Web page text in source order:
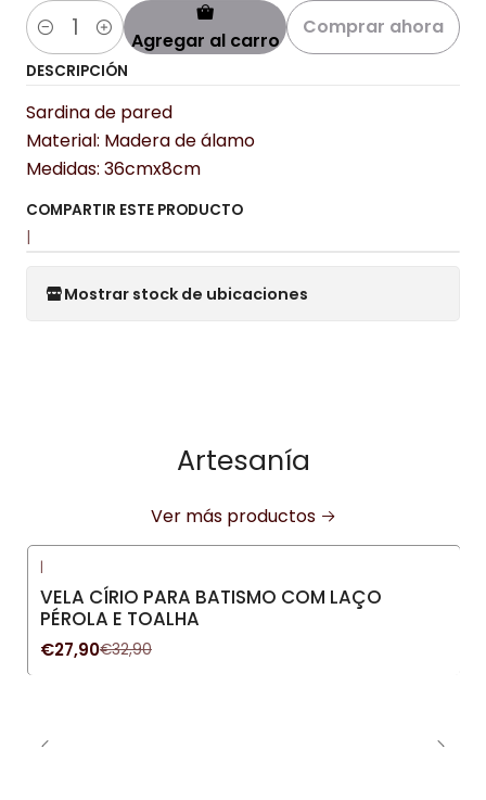
Cantidad Agregar al carro
Comprar ahora
DESCRIPCIÓN
Sardina de pared
Material: Madera de álamo
Medidas: 36cmx8cm
COMPARTIR ESTE PRODUCTO
|
Mostrar stock de ubicaciones
Artesanía
Ver más productos
-15%OFF
Nuevo
|
VELA CÍRIO PARA BATISMO COM LAÇO
PÉROLA E TOALHA
€27,90€32,90